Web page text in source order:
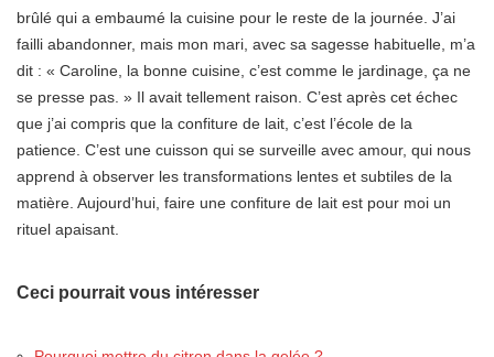
brûlé qui a embaumé la cuisine pour le reste de la journée. J’ai
failli abandonner, mais mon mari, avec sa sagesse habituelle, m’a
dit : « Caroline, la bonne cuisine, c’est comme le jardinage, ça ne
se presse pas. » Il avait tellement raison. C’est après cet échec
que j’ai compris que la confiture de lait, c’est l’école de la
patience. C’est une cuisson qui se surveille avec amour, qui nous
apprend à observer les transformations lentes et subtiles de la
matière. Aujourd’hui, faire une confiture de lait est pour moi un
rituel apaisant.
Ceci pourrait vous intéresser